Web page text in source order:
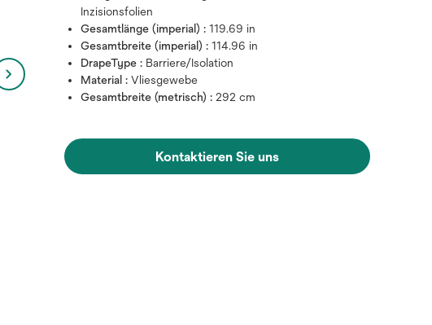
Inzisionsfolien
Gesamtlänge (imperial) :119.69 in
Gesamtbreite (imperial) :114.96 in
DrapeType : Barriere/Isolation
Material :Vliesgewebe
Gesamtbreite (metrisch) :292 cm
Kontaktieren Sie uns